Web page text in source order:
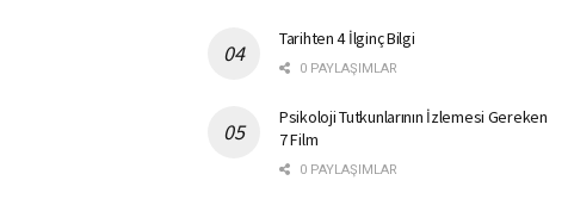
Tarihten 4 İlginç Bilgi
0 PAYLAŞIMLAR
Psikoloji Tutkunlarının İzlemesi Gereken
7 Film
0 PAYLAŞIMLAR